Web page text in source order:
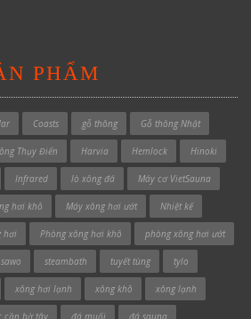
PHẨM
Coasts gỗ thông Gỗ thông Nhật
Thụy Điển Harvia Hemlock Hinoki
Infrared lò xông đá Máy cơ VietSauna
hơi khô Máy xông hơi ướt Nhiệt kế
hơi Phòng xông hơi khô phòng xông hơi ướt
sawo steambath tuyết tùng tylo
xông hơi lạnh xông khô xông lạnh
cần bờ tây đá muối đá sauna